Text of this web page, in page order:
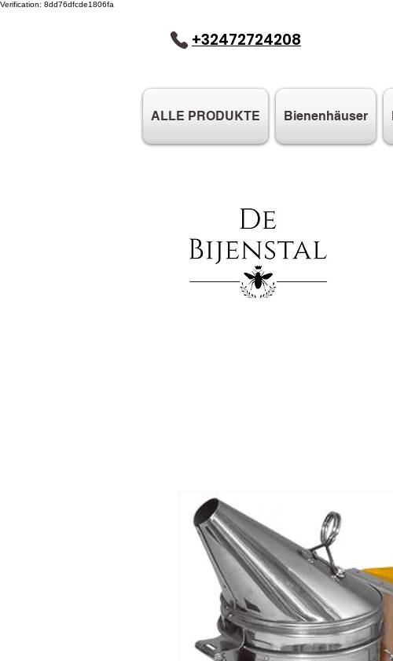
Verification: 8dd76dfcde1806fa
+32472724208
ALLE PRODUKTE Bienenhäuser